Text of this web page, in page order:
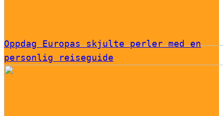
Oppdag Europas skjulte perler med en
personlig reiseguide